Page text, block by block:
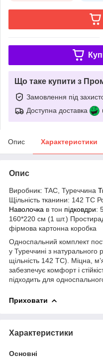
Що таке купити з
Замовлення під
Доступна доставка
Опис Характеристики
Опис
Виробник: TAC, Туреччина
Щільність тканини: 142 TC
Наволочка в тон підковдри:
160*220 см (1 шт.)
фірмова картонна коробка
Односпальний комплект
у Туреччині з
щільність 142 TC). Міцна,
забезпечує комфорт і
підходить для
Приховати
Характеристики
Основні